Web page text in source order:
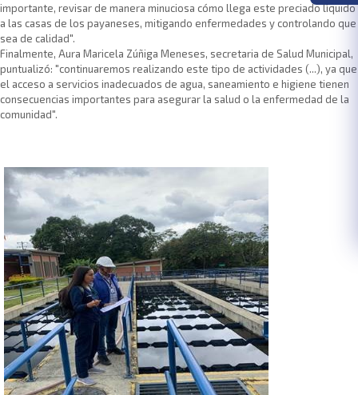
importante, revisar de manera minuciosa cómo llega este preciado líquido
a las casas de los payaneses, mitigando enfermedades y controlando que
sea de calidad".
Finalmente, Aura Maricela Zúñiga Meneses, secretaria de Salud Municipal,
puntualizó: "continuaremos realizando este tipo de actividades (...), ya que
el acceso a servicios inadecuados de agua, saneamiento e higiene tienen
consecuencias importantes para asegurar la salud o la enfermedad de la
comunidad".